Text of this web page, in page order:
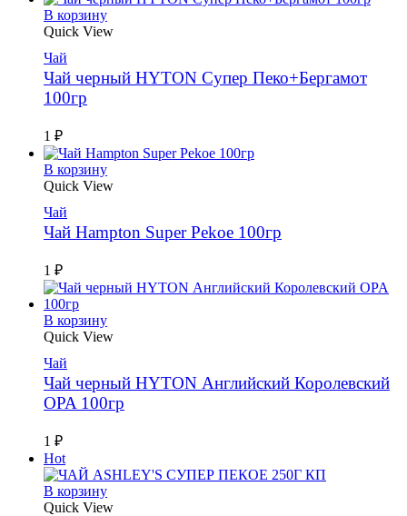
В корзину
Quick View
Чай
Чай черный HYTON Супер Пеко+Бергамот
100гр
1 ₽
В корзину
Quick View
Чай
Чай Hampton Super Pekoe 100гр
1 ₽
В корзину
Quick View
Чай
Чай черный HYTON Английский Королевский
OPA 100гр
1 ₽
Hot
В корзину
Quick View